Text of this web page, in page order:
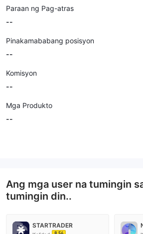
Paraan ng Pag-atras
--
Pinakamababang posisyon
--
Komisyon
--
Mga Produkto
--
Ang mga user na tumingin
tumingin din..
STARTRADER